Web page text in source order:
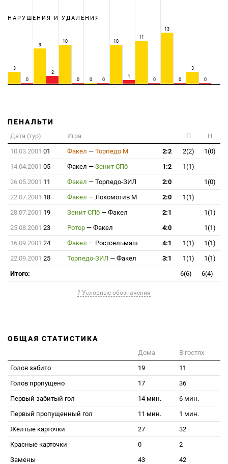
НАРУШЕНИЯ И УДАЛЕНИЯ
3
0
9
2
10
0 0 0
10
1
11
0
13
0
3
0
ПЕНАЛЬТИ
Дата (тур) Игра П
Н
10.03.2001 01 Факел — Торпедо М 2:2 2(2)
1(0)
14.04.2001 05 Факел — Зенит СПб 1:2
1(1)
26.05.2001 11 Факел — Торпедо-ЗИЛ 2:0
1(0)
22.07.2001 18 Факел — Локомотив М 2:0
1(1)
28.07.2001 19 Зенит СПб — Факел 2:1
1(1)
25.08.2001 23 Ротор — Факел 4:0
1(1)
16.09.2001 24 Факел — Ростсельмаш 4:1 1(1)
1(1)
22.09.2001 25 Торпедо-ЗИЛ — Факел 3:1 1(1)
1(1)
Итого:
6(6) 6(4)
? Условные обозначения
ОБЩАЯ СТАТИСТИКА
Дома
В гостях
Голов забито
19
11
Голов пропущено
17
36
Первый забитый гол
14 мин.
6 мин.
Первый пропущенный гол
11 мин.
1 мин.
Желтые карточки
27
32
Красные карточки
0
2
Замены
43
42